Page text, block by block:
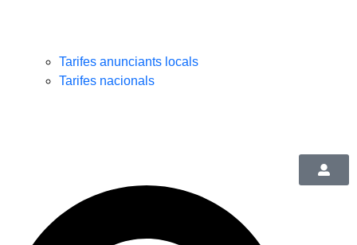
Tarifes anunciants locals
Tarifes nacionals